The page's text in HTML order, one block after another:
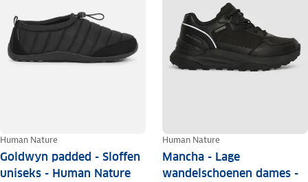
Human Nature
Goldwyn padded - Sloffen
uniseks - Human Nature
Human Nature
Mancha - Lage
wandelschoenen dames -